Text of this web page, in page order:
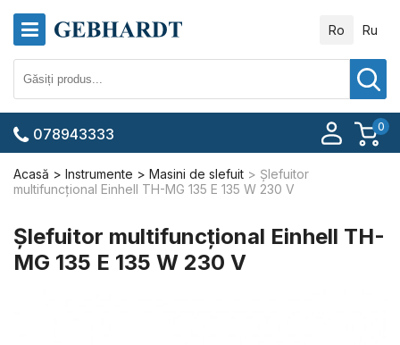
Ro Ru
0
078943333
Acasă Instrumente Masini de slefuit
Şlefuitor
multifuncţional Einhell TH-MG 135 E 135 W 230 V
Şlefuitor multifuncţional Einhell TH-
MG 135 E 135 W 230 V